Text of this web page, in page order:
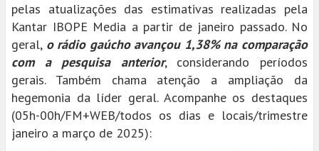
pelas atualizações das estimativas realizadas pela
Kantar IBOPE Media a partir de janeiro passado. No
geral, o rádio gaúcho avançou 1,38% na comparação
com a pesquisa anterior, considerando períodos
gerais. Também chama atenção a ampliação da
hegemonia da líder geral. Acompanhe os destaques
(05h-00h/FM+WEB/todos os dias e locais/trimestre
janeiro a março de 2025):